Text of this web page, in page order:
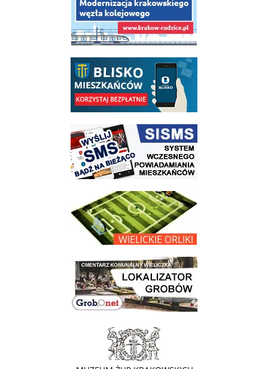
link do opisu aplikacji - BLISKO, Gmina Wieliczka w aplikacji Blisko
link do strony systemu wczesnego ostrzegania mieszkańców SISMS
link do opisu projektu Wielickie Orliki
link do lokalizatora grobów na wielickim cmentarzu - grobnet
link do strony - Muzeum Żup Krakowskich Wieliczka